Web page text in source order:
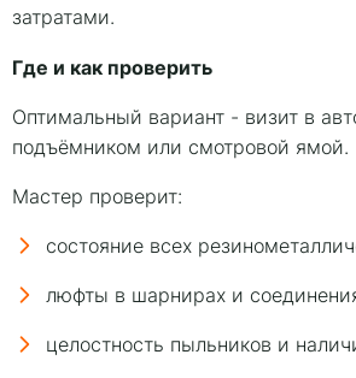
затратами.
Где и как проверить
Оптимальный вариант - визит в
подъёмником или смотровой ямой.
Мастер проверит:
состояние всех
люфты в шарнирах и
целостность пыльников и